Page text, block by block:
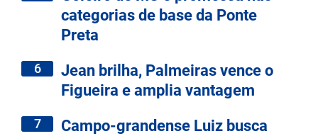
categorias de base da Ponte
Preta
6
Jean brilha, Palmeiras vence o
Figueira e amplia vantagem
7
Campo-grandense Luiz busca